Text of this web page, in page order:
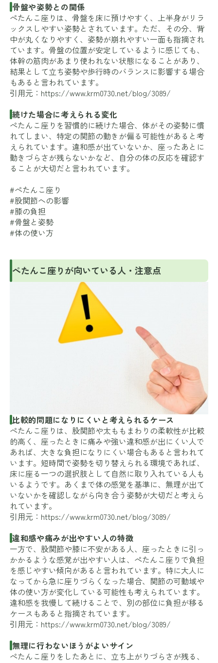
骨盤や姿勢との関係
ぺたんこ座りは、骨盤を床に預けやすく、上半身がリラ
ックスしやすい姿勢とされています。ただ、その分、背
中が丸くなりやすく、姿勢が崩れやすい一面も指摘され
ています。骨盤の位置が安定しているように感じても、
体幹の筋肉があまり使われない状態になることがあり、
結果として立ち姿勢や歩行時のバランスに影響する場合
もあると言われています。
引用元： https://www.krm0730.net/blog/3089/
続けた場合に考えられる変化
ぺたんこ座りを習慣的に続けた場合、体がその姿勢に慣
れてしまい、特定の関節の動きが偏る可能性があると考
えられています。違和感が出ていないか、座ったあとに
動きづらさが残らないかなど、自分の体の反応を確認す
ることが大切だと言われています。
#ぺたんこ座り
#股関節への影響
#膝の負担
#骨盤と姿勢
#体の使い方
ぺたんこ座りが向いている人・注意点
比較的問題になりにくいと考えられるケース
ぺたんこ座りは、股関節や太ももまわりの柔軟性が比較
的高く、座ったときに痛みや強い違和感が出にくい人で
あれば、大きな負担になりにくい場合もあると言われて
います。短時間で姿勢を切り替えられる環境であれば、
床に座る一つの選択肢として自然に取り入れている人も
いるようです。あくまで体の感覚を基準に、無理が出て
いないかを確認しながら向き合う姿勢が大切だと考えら
れています。
引用元： https://www.krm0730.net/blog/3089/
違和感や痛みが出やすい人の特徴
一方で、股関節や膝に不安がある人、座ったときに引っ
かかるような感覚が出やすい人は、ぺたんこ座りで負担
を感じやすい傾向があると言われています。特に大人に
なってから急に座りづらくなった場合、関節の可動域や
体の使い方が変化している可能性も考えられています。
違和感を我慢して続けることで、別の部位に負担が移る
ケースもあると指摘されています。
引用元： https://www.krm0730.net/blog/3089/
無理に行わないほうがよいサイン
ぺたんこ座りをしたあとに、立ち上がりづらさが残る、